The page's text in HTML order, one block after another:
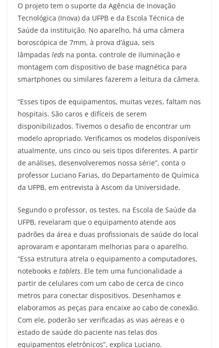
O projeto tem o suporte da Agência de Inovação
Tecnológica (Inova) da UFPB e da Escola Técnica de
Saúde da instituição. No aparelho, há uma câmera
boroscópica de 7mm, à prova d’água, seis
lâmpadas leds na ponta, controle de iluminação e
montagem com dispositivo de base magnética para
smartphones ou similares fazerem a leitura da câmera.
“Esses tipos de equipamentos, muitas vezes, faltam nos
hospitais. São caros e difíceis de serem
disponibilizados. Tivemos o desafio de encontrar um
modelo apropriado. Verificamos os modelos disponíveis
atualmente, uns cinco ou seis tipos diferentes. A partir
de análises, desenvolveremos nossa série”, conta o
professor Luciano Farias, do Departamento de Química
da UFPB, em entrevista à Ascom da Universidade.
Segundo o professor, os testes, na Escola de Saúde da
UFPB, revelaram que o equipamento atende aos
padrões da área e duas profissionais de saúde do local
aprovaram e apontaram melhorias para o aparelho.
“Essa estrutura atrela o equipamento a computadores,
notebooks e tablets. Ele tem uma funcionalidade a
partir de celulares com um cabo de cerca de cinco
metros para conectar dispositivos. Desenhamos e
elaboramos as peças para encaixe ao cabo de conexão.
Com ele, poderão ser verificadas as vias aéreas e o
estado de saúde do paciente nas telas dos
equipamentos eletrônicos”, explica Luciano.